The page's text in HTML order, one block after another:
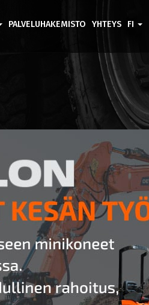
PALVELUHAKEMISTO YHTEYS FI